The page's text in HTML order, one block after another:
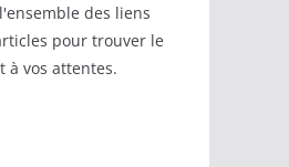
des liens
pour trouver le
à vos attentes.